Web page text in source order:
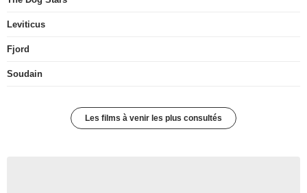
Leviticus
Fjord
Soudain
Les films à venir les plus consultés